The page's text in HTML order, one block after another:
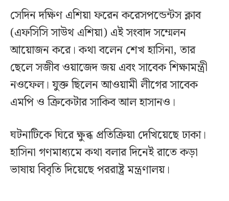
সেদিন দক্ষিণ এশিয়া ফরেন করেসপন্ডেন্টস ক্লাব
(এফসিসি সাউথ এশিয়া) এই সংবাদ সম্মেলন
আয়োজন করে। কথা বলেন শেখ হাসিনা, তার
ছেলে সজীব ওয়াজেদ জয় এবং সাবেক শিক্ষামন্ত্রী
নওফেল। যুক্ত ছিলেন আওয়ামী লীগের সাবেক
এমপি ও ক্রিকেটার সাকিব আল হাসানও।
ঘটনাটিকে ঘিরে ক্ষুব্ধ প্রতিক্রিয়া দেখিয়েছে ঢাকা।
হাসিনা গণমাধ্যমে কথা বলার দিনেই রাতে কড়া
ভাষায় বিবৃতি দিয়েছে পররাষ্ট্র মন্ত্রণালয়।